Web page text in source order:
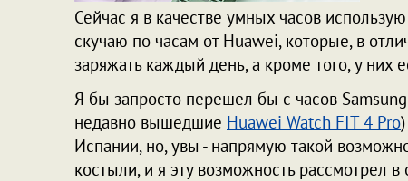
Сейчас я в качестве умных часов использую
скучаю по часам от Huawei, которые, в
заряжать каждый день, а кроме того, у них
Я бы запросто перешел бы с часов
недавно вышедшие Huawei Watch FIT 4 Pro
Испании, но, увы - напрямую такой
костыли, и я эту возможность рассмотрел